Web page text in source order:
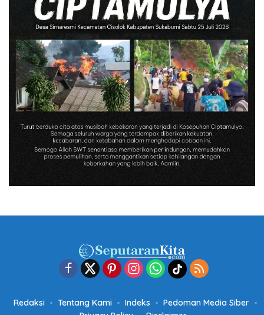
Redaksi Tentang Kami Indeks
Pedoman Media Siber